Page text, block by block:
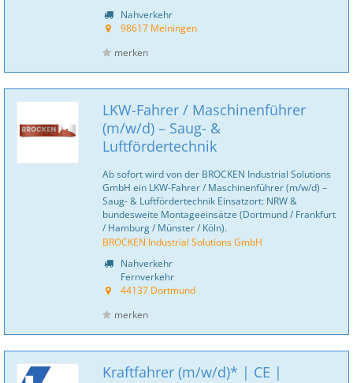
Nahverkehr
98617 Meiningen
merken
LKW-Fahrer / Maschinenführer
(m/w/d) – Saug- &
Luftfördertechnik
Ab sofort wird von der BROCKEN Industrial Solutions
GmbH ein LKW-Fahrer / Maschinenführer (m/w/d) –
Saug- & Luftfördertechnik Einsatzort: NRW &
bundesweite Montageeinsätze (Dortmund / Frankfurt
/ Hamburg / Münster / Köln).
BROCKEN Industrial Solutions GmbH
Nahverkehr
Fernverkehr
44137 Dortmund
merken
Kraftfahrer (m/w/d)* | CE |